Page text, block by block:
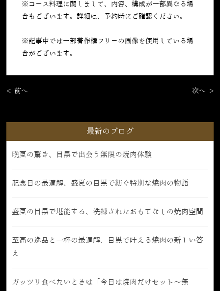
※コース料理に関しまして、内容、構成が一部異なる場
合もございます。詳細は、予約時にご確認ください。
※記事中では一部著作権フリーの画像を使用している場
合がございます。
< 前へ 次へ >
最新のブログ
晩夏の驚き、目黒で出会う無限の焼肉体験
記念日の最適解、盛夏の目黒で紡ぐ特別な焼肉の物語
盛夏の目黒で堪能する、洗練されたおもてなしの焼肉空間
至高の逸品と一杯の最適解、目黒で叶える焼肉の新しい答
え
ガッツリ食べたいときは「今日は焼肉だけセット〜無